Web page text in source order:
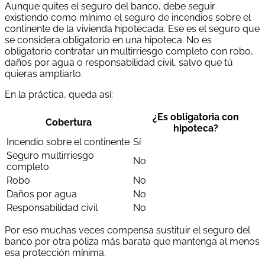
Aunque quites el seguro del banco, debe seguir
existiendo como mínimo el seguro de incendios sobre el
continente de la vivienda hipotecada. Ese es el seguro que
se considera obligatorio en una hipoteca. No es
obligatorio contratar un multirriesgo completo con robo,
daños por agua o responsabilidad civil, salvo que tú
quieras ampliarlo.
En la práctica, queda así:
Cobertura
¿Es obligatoria con
hipoteca?
Incendio sobre el continente Sí
Seguro multirriesgo
completo
No
Robo
No
Daños por agua
No
Responsabilidad civil
No
Por eso muchas veces compensa sustituir el seguro del
banco por otra póliza más barata que mantenga al menos
esa protección mínima.